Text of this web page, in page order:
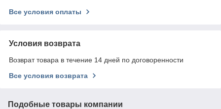
Все условия оплаты
Условия возврата
Возврат товара в течение 14 дней по договоренности
Все условия возврата
Подобные товары компании